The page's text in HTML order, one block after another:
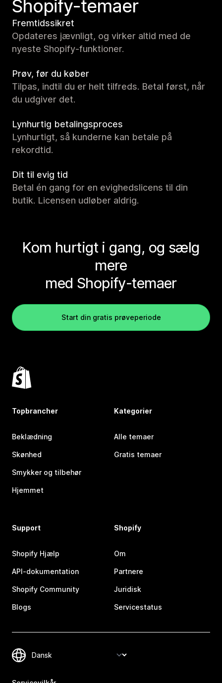
Shopify-temaer
Fremtidssikret
Opdateres jævnligt, og virker altid med de
nyeste Shopify-funktioner.
Prøv, før du køber
Tilpas, indtil du er helt tilfreds. Betal først, når
du udgiver det.
Lynhurtig betalingsproces
Lynhurtigt, så kunderne kan betale på
rekordtid.
Dit til evig tid
Betal én gang for en evighedslicens til din
butik. Licensen udløber aldrig.
Kom hurtigt i gang, og sælg
mere
med Shopify-temaer
Start din gratis prøveperiode
Topbrancher
Beklædning
Skønhed
Smykker og tilbehør
Hjemmet
Kategorier
Alle temaer
Gratis temaer
Support
Shopify Hjælp
API-dokumentation
Shopify Community
Blogs
Shopify
Om
Partnere
Juridisk
Servicestatus